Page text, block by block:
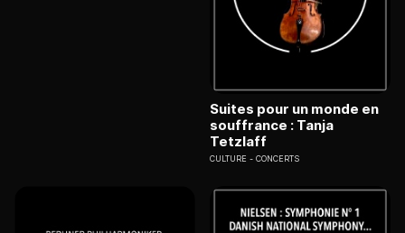
Suites pour un monde en
souffrance : Tanja
Tetzlaff
CULTURE CONCERTS